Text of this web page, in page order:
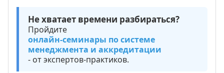
Не хватает времени разбираться?
Пройдите
онлайн-семинары по системе
менеджмента и аккредитации
- от экспертов-практиков.